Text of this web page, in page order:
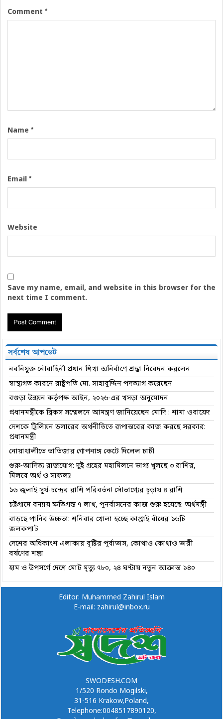
Comment *
Name *
Email *
Website
Save my name, email, and website in this browser for the
next time I comment.
সর্বশেষ আপডেট
নবনিযুক্ত নৌবাহিনী প্রধান শিখা অনির্বাণে শ্রদ্ধা নিবেদন করলেন
স্বাস্থ্যগত কারনে রাষ্ট্রপতি মো. সাহাবুদ্দিন পদত্যাগ করেছেন
বগুড়া উন্নয়ন কর্তৃপক্ষ আইন, ২০২৬-এর খসড়া অনুমোদন
প্রধানমন্ত্রীকে ব্রিকস সম্মেলনে আমন্ত্রণ জানিয়েছেন মোদি : শামা ওবায়েদ
দেশকে ট্রিলিয়ন ডলারের অর্থনীতিতে রূপান্তরের কাজ করছে সরকার:
প্রধানমন্ত্রী
নোয়াখালীতে ভাতিজার গোপনাঙ্গ কেটে দিলেল চাচী
গুরু-আদিত্য রাজযোগ: দুই গ্রহের মহামিলনে ভাগ্য খুলছে ৩ রাশির,
মিলবে অর্থ ও সাফল্য!
১৬ জুলাই সূর্য-চন্দ্রের রাশি পরিবর্তন! সৌভাগ্যের চূড়ায় ৪ রাশি
চট্টগ্রামে বন্যায় ক্ষতিগ্রস্ত ৭ লাখ, পুনর্বাসনের কাজ শুরু হয়েছে: অর্থমন্ত্রী
বাড়ছে পানির উচ্চতা: শনিবার খোলা হচ্ছে কাপ্তাই বাঁধের ১৬টি
জলকপাট
দেশের অধিকাংশ এলাকায় বৃষ্টির পূর্বাভাস, কোথাও কোথাও ভারী
বর্ষণের শঙ্কা
হাম ও উপসর্গে দেশে মোট মৃত্যু ৭৮০, ২৪ ঘণ্টায় নতুন আক্রান্ত ১৪০
Editor: Muhammed Zahirul Islam
E-mail: zahirul@inbox.ru
SWODESH.COM
1/520 Rondo Mogilski,
31-516 Krakow,Poland,
Telephone:0048517890120,